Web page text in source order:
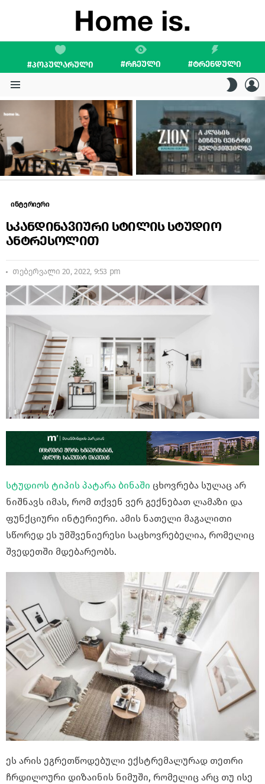
#ᲞᲝᲞᲣᲚᲐᲠᲣᲚᲘ #ᲠᲩᲔᲣᲚᲘ #ᲢᲠᲔᲜᲓᲣᲚᲘ
SKIN
STORIES
ინტერიერი
სკანდინავიური სტილის სტუდიო
ანტრესოლით
თებერვალი 20, 2022, 9:53 pm
სტუდიოს ტიპის პატარა ბინაში ცხოვრება სულაც არ
ნიშნავს იმას, რომ თქვენ ვერ გექნებათ ლამაზი და
ფუნქციური ინტერიერი. ამის ნათელი მაგალითი
სწორედ ეს უმშვენიერესი საცხოვრებელია, რომელიც
შვედეთში მდებარეობს.
ეს არის ეგრეთწოდებული ექსტრემალურად თეთრი
ჩრდილოური დიზაინის ნიმუში, რომელიც არც თუ ისე